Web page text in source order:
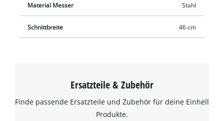
Material Messer Stahl
Schnittbreite 46 cm
Ersatzteile & Zubehör
Finde passende Ersatzteile und Zubehör für deine Einhell
Produkte.